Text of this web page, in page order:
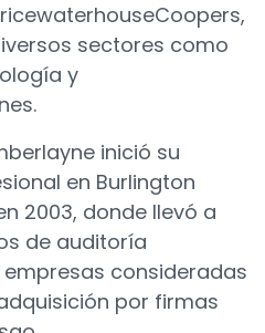
sectores como
y
inició su
en Burlington
2003, donde llevó a
de auditoría
consideradas
por firmas